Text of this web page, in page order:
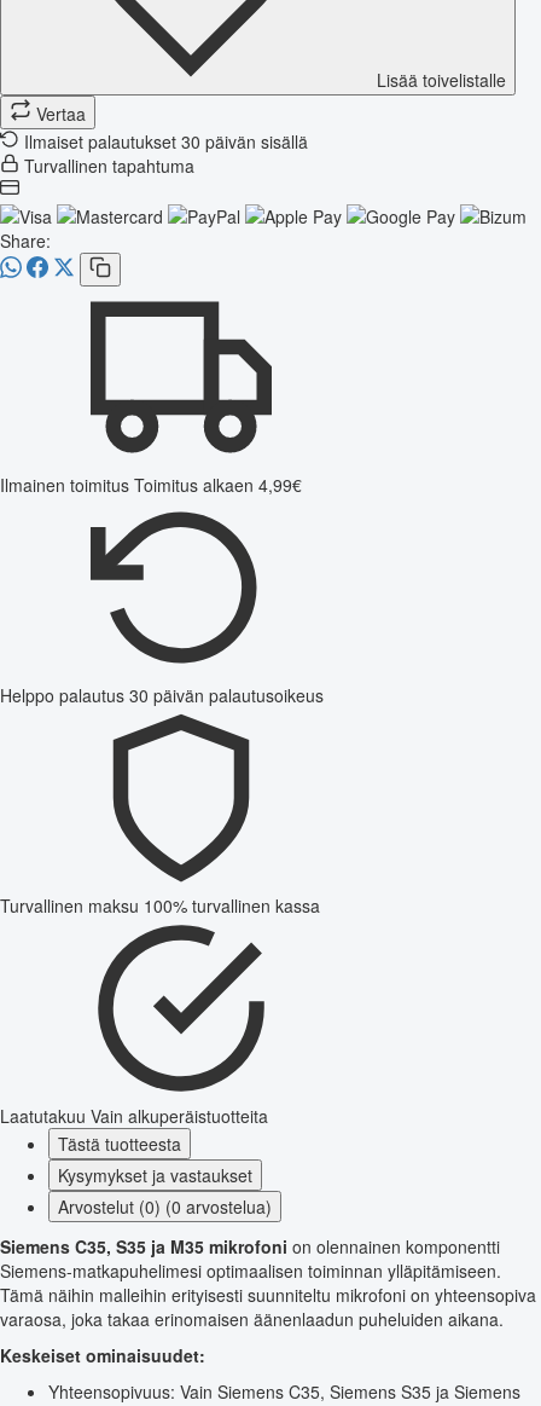
Lisää toivelistalle
Vertaa
Ilmaiset palautukset 30 päivän sisällä
Turvallinen tapahtuma
Share:
Ilmainen toimitus Toimitus alkaen 4,99€
Helppo palautus 30 päivän palautusoikeus
Turvallinen maksu 100% turvallinen kassa
Laatutakuu Vain alkuperäistuotteita
Tästä tuotteesta
Kysymykset ja vastaukset
Arvostelut (0) (0 arvostelua)
Siemens C35, S35 ja M35 mikrofoni on olennainen komponentti
Siemens-matkapuhelimesi optimaalisen toiminnan ylläpitämiseen.
Tämä näihin malleihin erityisesti suunniteltu mikrofoni on yhteensopiva
varaosa, joka takaa erinomaisen äänenlaadun puheluiden aikana.
Keskeiset ominaisuudet:
Yhteensopivuus: Vain Siemens C35, Siemens S35 ja Siemens